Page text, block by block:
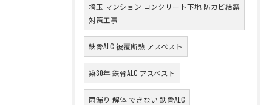
埼玉 マンション コンクリート下地 防カビ結露
対策工事
鉄骨ALC 被覆断熱 アスベスト
築30年 鉄骨ALC アスベスト
雨漏り 解体 できない 鉄骨ALC